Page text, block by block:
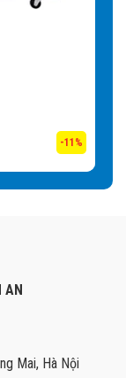
-11%
AN
Mai, Hà Nội